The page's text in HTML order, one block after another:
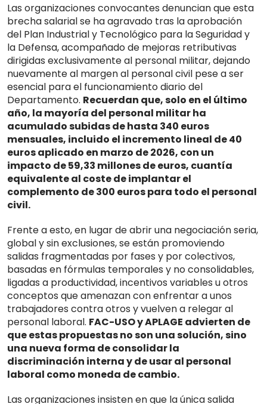
Las organizaciones convocantes denuncian que esta
brecha salarial se ha agravado tras la aprobación
del Plan Industrial y Tecnológico para la Seguridad y
la Defensa, acompañado de mejoras retributivas
dirigidas exclusivamente al personal militar, dejando
nuevamente al margen al personal civil pese a ser
esencial para el funcionamiento diario del
Departamento. Recuerdan que, solo en el último
año, la mayoría del personal militar ha
acumulado subidas de hasta 340 euros
mensuales, incluido el incremento lineal de 40
euros aplicado en marzo de 2026, con un
impacto de 59,33 millones de euros, cuantía
equivalente al coste de implantar el
complemento de 300 euros para todo el personal
civil.
Frente a esto, en lugar de abrir una negociación seria,
global y sin exclusiones, se están promoviendo
salidas fragmentadas por fases y por colectivos,
basadas en fórmulas temporales y no consolidables,
ligadas a productividad, incentivos variables u otros
conceptos que amenazan con enfrentar a unos
trabajadores contra otros y vuelven a relegar al
personal laboral. FAC-USO y APLAGE advierten de
que estas propuestas no son una solución, sino
una nueva forma de consolidar la
discriminación interna y de usar al personal
laboral como moneda de cambio.
Las organizaciones insisten en que la única salida